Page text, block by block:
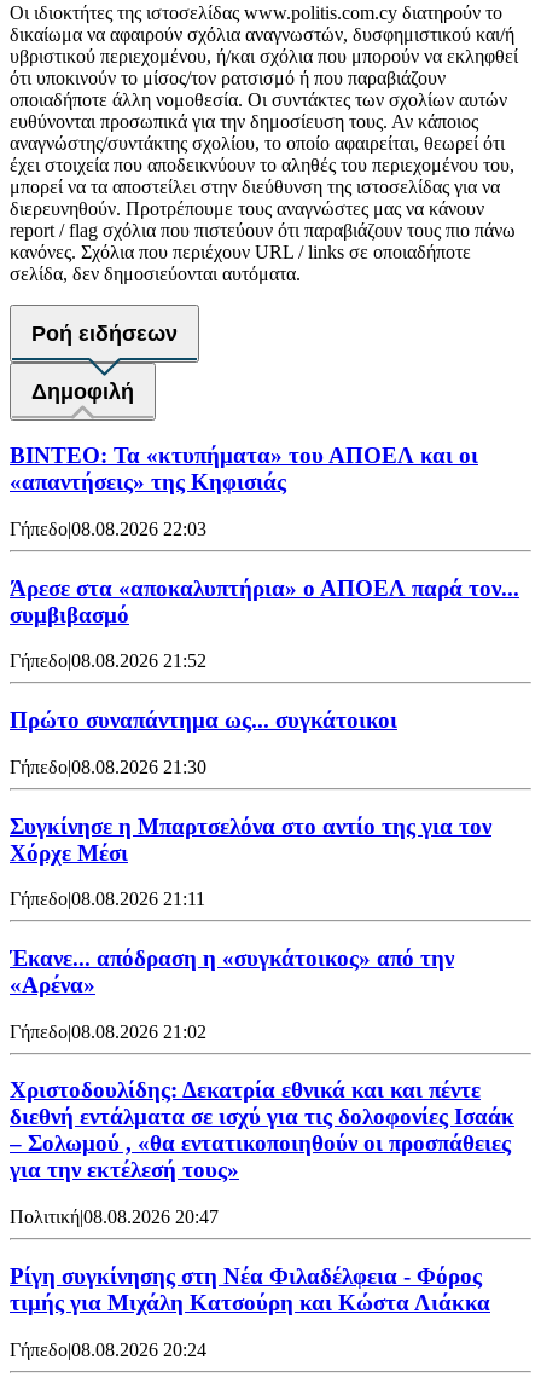
Οι ιδιοκτήτες της ιστοσελίδας www.politis.com.cy διατηρούν το
δικαίωμα να αφαιρούν σχόλια αναγνωστών, δυσφημιστικού και/ή
υβριστικού περιεχομένου, ή/και σχόλια που μπορούν να εκληφθεί
ότι υποκινούν το μίσος/τον ρατσισμό ή που παραβιάζουν
οποιαδήποτε άλλη νομοθεσία. Οι συντάκτες των σχολίων αυτών
ευθύνονται προσωπικά για την δημοσίευση τους. Αν κάποιος
αναγνώστης/συντάκτης σχολίου, το οποίο αφαιρείται, θεωρεί ότι
έχει στοιχεία που αποδεικνύουν το αληθές του περιεχομένου του,
μπορεί να τα αποστείλει στην διεύθυνση της ιστοσελίδας για να
διερευνηθούν. Προτρέπουμε τους αναγνώστες μας να κάνουν
report / flag σχόλια που πιστεύουν ότι παραβιάζουν τους πιο πάνω
κανόνες. Σχόλια που περιέχουν URL / links σε οποιαδήποτε
σελίδα, δεν δημοσιεύονται αυτόματα.
Ροή ειδήσεων
Δημοφιλή
ΒΙΝΤΕΟ: Τα «κτυπήματα» του ΑΠΟΕΛ και οι
«απαντήσεις» της Κηφισιάς
Γήπεδο|08.08.2026 22:03
Άρεσε στα «αποκαλυπτήρια» ο ΑΠΟΕΛ παρά τον...
συμβιβασμό
Γήπεδο|08.08.2026 21:52
Πρώτο συναπάντημα ως... συγκάτοικοι
Γήπεδο|08.08.2026 21:30
Συγκίνησε η Μπαρτσελόνα στο αντίο της για τον
Χόρχε Μέσι
Γήπεδο|08.08.2026 21:11
Έκανε... απόδραση η «συγκάτοικος» από την
«Αρένα»
Γήπεδο|08.08.2026 21:02
Χριστοδουλίδης: Δεκατρία εθνικά και και πέντε
διεθνή εντάλματα σε ισχύ για τις δολοφονίες Ισαάκ
– Σολωμού , «θα εντατικοποιηθούν οι προσπάθειες
για την εκτέλεσή τους»
Πολιτική|08.08.2026 20:47
Ρίγη συγκίνησης στη Νέα Φιλαδέλφεια - Φόρος
τιμής για Μιχάλη Κατσούρη και Κώστα Λιάκκα
Γήπεδο|08.08.2026 20:24